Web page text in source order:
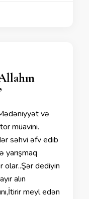
və
müavini.
səhvi əfv edib
yarışmaq
olar..Şər dediyin
alın
meyl edən